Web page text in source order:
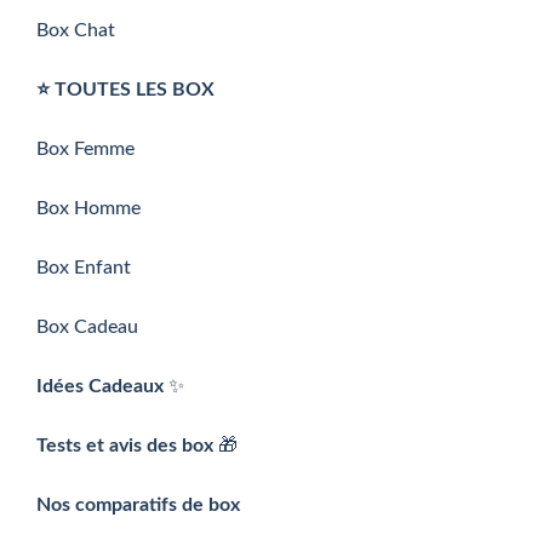
Box Chat
⭐️ TOUTES LES BOX
Box Femme
Box Homme
Box Enfant
Box Cadeau
Idées Cadeaux ✨
Tests et avis des box 🎁
Nos comparatifs de box